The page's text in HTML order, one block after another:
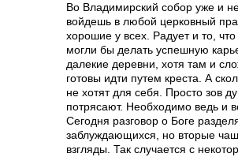
Во Владимирский собор уже и
войдешь в любой церковный
хорошие у всех. Радует и то,
могли бы делать успешную
далекие деревни, хотя там и
готовы идти путем креста. А
не хотят для себя. Просто зов
потрясают. Необходимо ведь и
Сегодня разговор о Боге
заблуждающихся, но вторые
взгляды. Так случается с